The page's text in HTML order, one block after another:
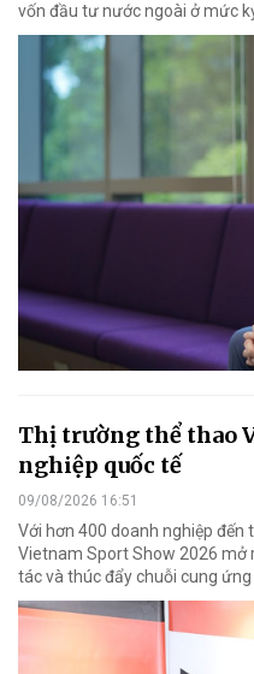
vốn đầu tư nước ngoài ở mức
Thị trường thể thao
nghiệp quốc tế
09/08/2026 16:51
Với hơn 400 doanh nghiệp đến
Vietnam Sport Show 2026 mở
tác và thúc đẩy chuỗi cung